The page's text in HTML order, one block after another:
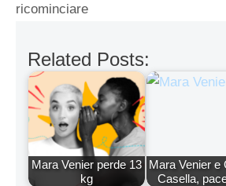
ricominciare
Related Posts:
Mara Venier perde 13
kg
Mara Venier e
Casella,